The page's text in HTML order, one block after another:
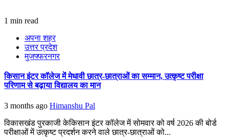
1 min read
अपना शहर
उत्तर प्रदेश
मुजफ्फरनगर
किसान इंटर कॉलेज में मेधावी छात्र-छात्राओं का सम्मान, उत्कृष्ट परीक्षा
परिणाम से बढ़ाया विद्यालय का मान
3 months ago Himanshu Pal
विकासखंड पुरकाजी केकिसान इंटर कॉलेज में सोमवार को वर्ष 2026 की बोर्ड
परीक्षाओं में उत्कृष्ट प्रदर्शन करने वाले छात्र-छात्राओं को...